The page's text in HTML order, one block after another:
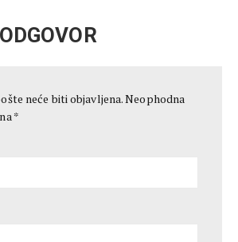
neće biti objavljena.Neophodna
*